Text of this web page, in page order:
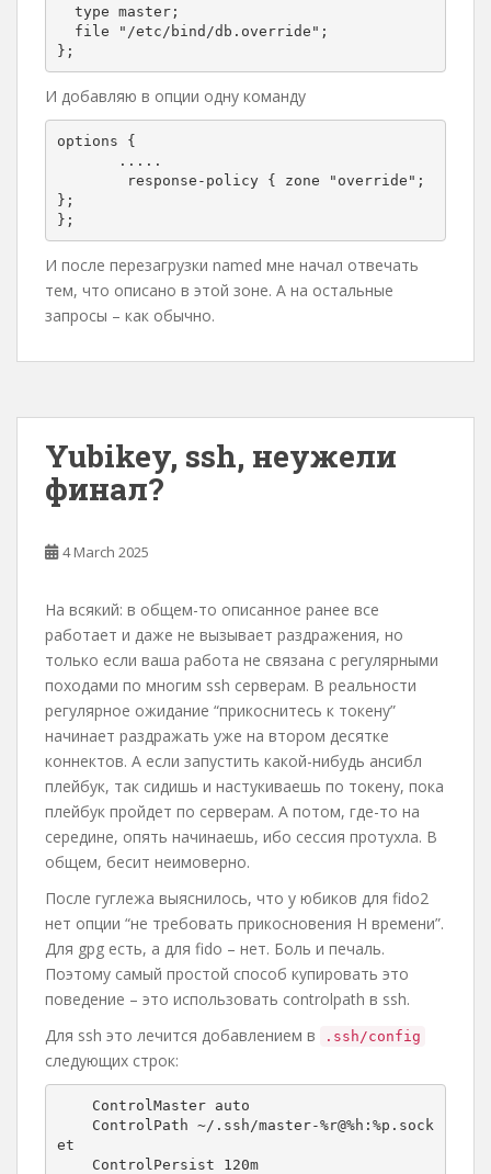
};
И добавляю в опции одну команду
options {
};
};
И после перезагрузки named мне начал отвечать
тем, что описано в этой зоне. А на остальные
запросы – как обычно.
Yubikey, ssh, неужели
финал?
4 March 2025
На всякий: в общем-то описанное ранее все
работает и даже не вызывает раздражения, но
только если ваша работа не связана с регулярными
походами по многим ssh серверам. В реальности
регулярное ожидание “прикоснитесь к токену”
начинает раздражать уже на втором десятке
коннектов. А если запустить какой-нибудь ансибл
плейбук, так сидишь и настукиваешь по токену, пока
плейбук пройдет по серверам. А потом, где-то на
середине, опять начинаешь, ибо сессия протухла. В
общем, бесит неимоверно.
После гуглежа выяснилось, что у юбиков для fido2
нет опции “не требовать прикосновения Н времени”.
Для gpg есть, а для fido – нет. Боль и печаль.
Поэтому самый простой способ купировать это
поведение – это использовать controlpath в ssh.
Для ssh это лечится добавлением в
.ssh/config
следующих строк:
et
    ControlPersist 120m